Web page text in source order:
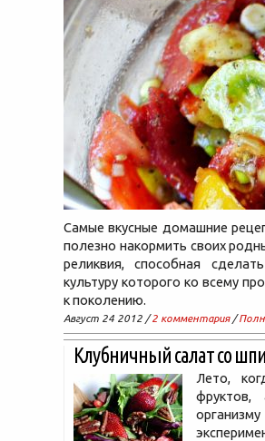
Самые вкусные домашние
полезно накормить своих
реликвия, способная
культуру которого ко всему
к поколению.
Август 24 2012 /2 комментария/
Клубничный салат со
Лето,
фруктов,